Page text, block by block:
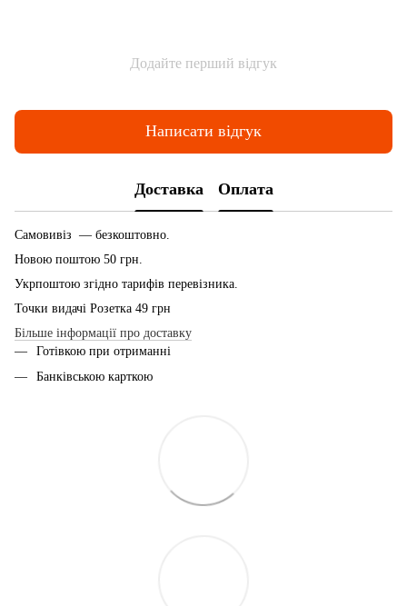
Додайте перший відгук
Написати відгук
Доставка Оплата
Самовивіз — безкоштовно.
Новою поштою 50 грн.
Укрпоштою згідно тарифів перевізника.
Точки видачі Розетка 49 грн
Більше інформації про доставку
Готівкою при отриманні
Банківською карткою